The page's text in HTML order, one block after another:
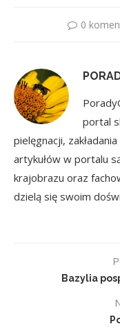
0
portal
pielęgnacji,
artykułów w portalu
krajobrazu oraz
dzielą się swoim
Bazylia